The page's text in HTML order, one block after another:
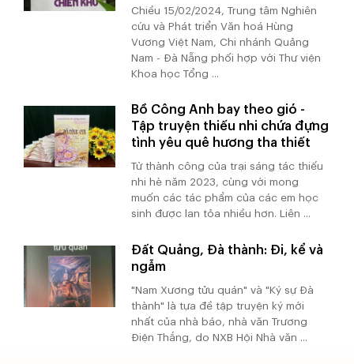
Chiều 15/02/2024, Trung tâm Nghiên
cứu và Phát triển Văn hoá Hùng
Vương Việt Nam, Chi nhánh Quảng
Nam - Đà Nẵng phối hợp với Thư viện
Khoa học Tổng ...
Bồ Công Anh bay theo gió -
Tập truyện thiếu nhi chứa đựng
tình yêu quê hương tha thiết
Từ thành công của trại sáng tác thiếu
nhi hè năm 2023, cùng với mong
muốn các tác phẩm của các em học
sinh được lan tỏa nhiều hơn. Liên ...
Đất Quảng, Đà thành: Đi, kể và
ngẫm
"Nam Xương tửu quán" và "Ký sự Đà
thành" là tựa đề tập truyện ký mới
nhất của nhà báo, nhà văn Trương
Điện Thắng, do NXB Hội Nhà văn ...